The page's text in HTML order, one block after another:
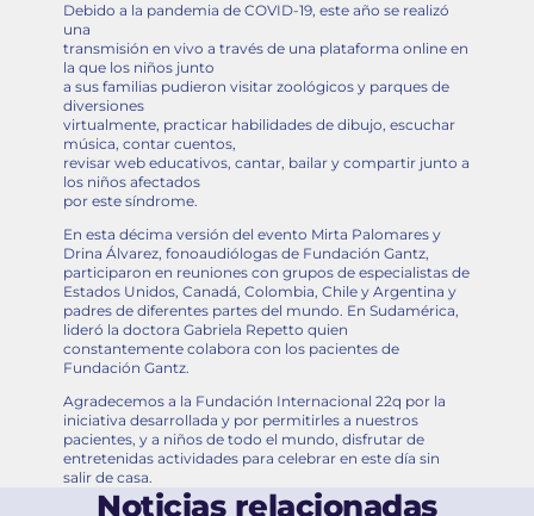
Debido a la pandemia de COVID-19, este año se realizó
una
transmisión en vivo a través de una plataforma online en
la que los niños junto
a sus familias pudieron visitar zoológicos y parques de
diversiones
virtualmente, practicar habilidades de dibujo, escuchar
música, contar cuentos,
revisar web educativos, cantar, bailar y compartir junto a
los niños afectados
por este síndrome.
En esta décima versión del evento Mirta Palomares y
Drina Álvarez, fonoaudiólogas de Fundación Gantz,
participaron en reuniones con grupos de especialistas de
Estados Unidos, Canadá, Colombia, Chile y Argentina y
padres de diferentes partes del mundo. En Sudamérica,
lideró la doctora Gabriela Repetto quien
constantemente colabora con los pacientes de
Fundación Gantz.
Agradecemos a la Fundación Internacional 22q por la
iniciativa desarrollada y por permitirles a nuestros
pacientes, y a niños de todo el mundo, disfrutar de
entretenidas actividades para celebrar en este día sin
salir de casa.
Noticias relacionadas